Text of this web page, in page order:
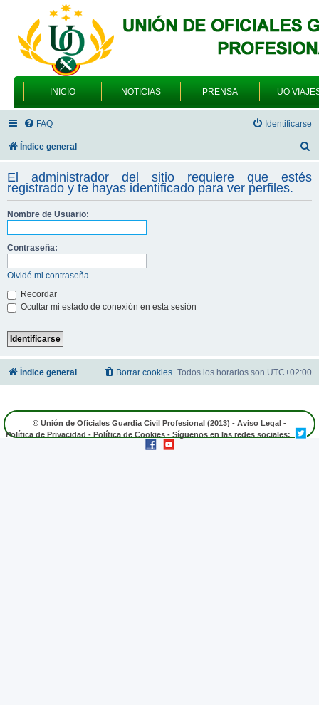
INICIO NOTICIAS PRENSA UO
FAQ Identificarse
Índice general
s
c
El administrador del sitio requiere que estés
registrado y te hayas identificado para ver perfiles.
Nombre de Usuario:
Contraseña:
Olvidé mi contraseña
Recordar
Ocultar mi estado de conexión en esta sesión
Índice general Todos los horarios son UTC+02:00
Borrar cookies
© Unión de Oficiales Guardia Civil Profesional (2013) - Aviso Legal -
Política de Privacidad - Política de Cookies - Síguenos en las redes sociales: